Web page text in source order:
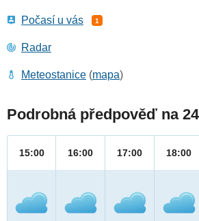
Počasí u vás 1
Radar
Meteostanice (mapa)
Podrobná předpověď na
15:00 16:00 17:00 18:00